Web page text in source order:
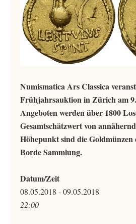
Numismatica Ars Classica
Frühjahrsauktion in Zürich am
Angeboten werden über 1800
Gesamtschätzwert von
Höhepunkt sind die
Borde Sammlung.
Datum/Zeit
08.05.2018 - 09.05.2018
22:00